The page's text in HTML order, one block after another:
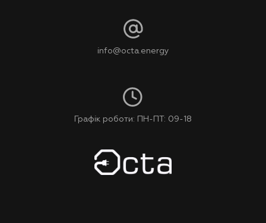
info@octa.energy
Графік роботи: ПН-ПТ: 09-18